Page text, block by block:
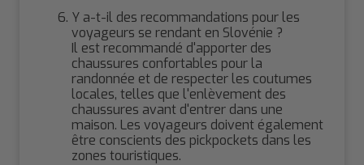
Y a-t-il des recommandations pour les
voyageurs se rendant en Slovénie ?
Il est recommandé d'apporter des
chaussures confortables pour la
randonnée et de respecter les coutumes
locales, telles que l'enlèvement des
chaussures avant d'entrer dans une
maison. Les voyageurs doivent également
être conscients des pickpockets dans les
zones touristiques.